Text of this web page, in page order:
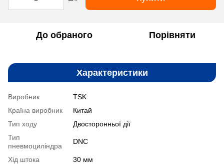
До обраного Порівняти
Характеристики
Виробник
TSK
Країна виробник
Китай
Тип ходу
Двосторонньої дії
Тип
пневмоциліндра
DNC
Хід штока
30 мм